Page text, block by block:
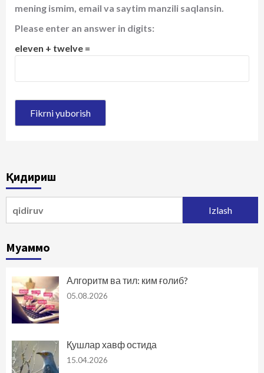
mening ismim, email va saytim manzili saqlansin.
Please enter an answer in digits:
eleven + twelve =
Қидириш
Муаммо
Алгоритм ва тил: ким ғолиб?
05.08.2026
Қушлар хавф остида
15.04.2026